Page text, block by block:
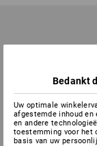
Bedankt
Uw optimale
afgestemde inhoud en
en andere
toestemming voor het
basis van uw